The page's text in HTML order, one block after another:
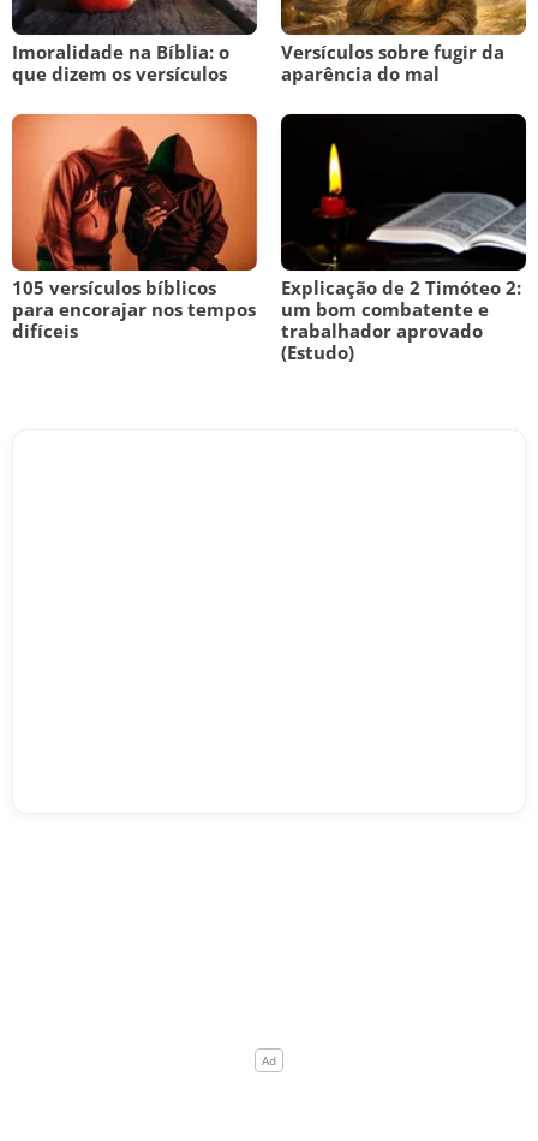
Imoralidade na Bíblia: o
que dizem os versículos
Versículos sobre fugir da
aparência do mal
105 versículos bíblicos
para encorajar nos tempos
difíceis
Explicação de 2 Timóteo 2:
um bom combatente e
trabalhador aprovado
(Estudo)